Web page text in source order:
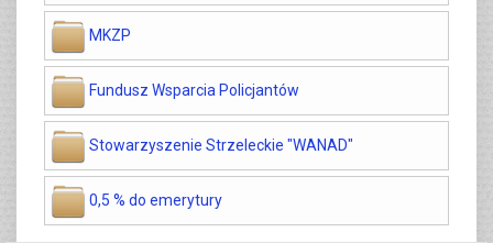
MKZP
Fundusz Wsparcia Policjantów
Stowarzyszenie Strzeleckie "WANAD"
0,5 % do emerytury